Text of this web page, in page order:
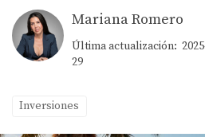
Mariana Romero
Última actualización:
29
Inversiones